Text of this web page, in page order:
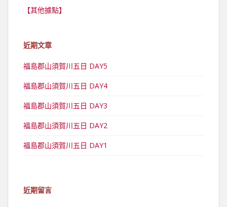
【其他據點】
近期文章
福島郡山須賀川五日 DAY5
福島郡山須賀川五日 DAY4
福島郡山須賀川五日 DAY3
福島郡山須賀川五日 DAY2
福島郡山須賀川五日 DAY1
近期留言